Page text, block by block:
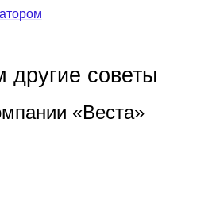
другие советы
«Веста»